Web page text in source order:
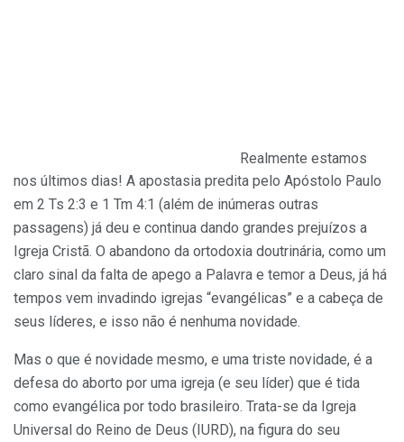
Realmente estamos
nos últimos dias! A apostasia predita pelo Apóstolo Paulo
em 2 Ts 2:3 e 1 Tm 4:1 (além de inúmeras outras
passagens) já deu e continua dando grandes prejuízos a
Igreja Cristã. O abandono da ortodoxia doutrinária, como um
claro sinal da falta de apego a Palavra e temor a Deus, já há
tempos vem invadindo igrejas “evangélicas” e a cabeça de
seus líderes, e isso não é nenhuma novidade.
Mas o que é novidade mesmo, e uma triste novidade, é a
defesa do aborto por uma igreja (e seu líder) que é tida
como evangélica por todo brasileiro. Trata-se da Igreja
Universal do Reino de Deus (IURD), na figura do seu